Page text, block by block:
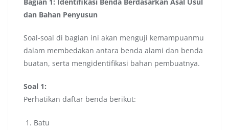
dan Bahan Penyusun
Soal-soal di bagian ini akan menguji kemampuanmu
dalam membedakan antara benda alami dan benda
buatan, serta mengidentifikasi bahan pembuatnya.
Soal 1:
Perhatikan daftar benda berikut:
Batu